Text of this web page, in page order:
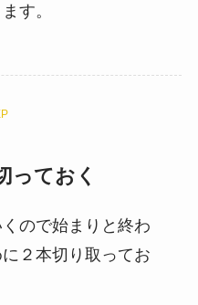
す。
っておく
ので始まりと終わ
２本切り取ってお